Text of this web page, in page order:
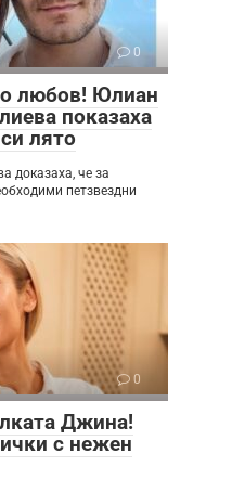
0
любов! Юлиан
показаха
лято
доказаха, че за
петзвездни
0
Джина!
с нежен